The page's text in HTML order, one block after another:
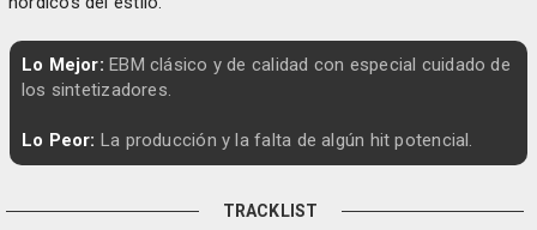
Lo Mejor: EBM clásico y de calidad con especial cuidado de
los sintetizadores.
Lo Peor: La producción y la falta de algún hit potencial.
TRACKLIST